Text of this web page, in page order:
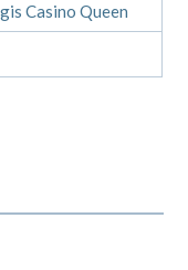
Casino Queen